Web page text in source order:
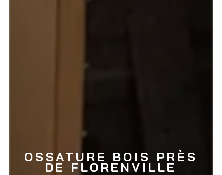
OSSATURE BOIS PRÈS
DE FLORENVILLE